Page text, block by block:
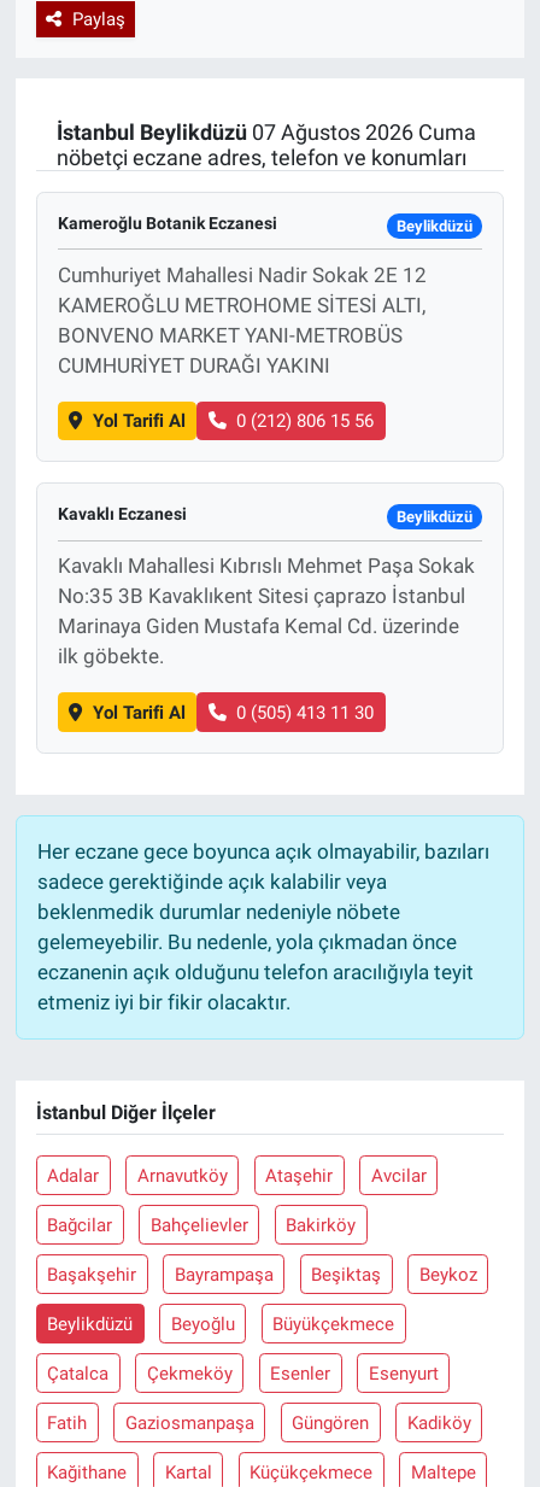
Paylaş
İstanbul Beylikdüzü07 Ağustos 2026 Cuma
nöbetçi eczane adres, telefon ve konumları
Kameroğlu Botanik Eczanesi Beylikdüzü
Cumhuriyet Mahallesi Nadir Sokak 2E 12
KAMEROĞLU METROHOME SİTESİ ALTI,
BONVENO MARKET YANI-METROBÜS
CUMHURİYET DURAĞI YAKINI
Yol Tarifi Al 0 (212) 806 15 56
Kavaklı Eczanesi Beylikdüzü
Kavaklı Mahallesi Kıbrıslı Mehmet Paşa Sokak
No:35 3B Kavaklıkent Sitesi çaprazo İstanbul
Marinaya Giden Mustafa Kemal Cd. üzerinde
ilk göbekte.
Yol Tarifi Al 0 (505) 413 11 30
Her eczane gece boyunca açık olmayabilir, bazıları
sadece gerektiğinde açık kalabilir veya
beklenmedik durumlar nedeniyle nöbete
gelemeyebilir. Bu nedenle, yola çıkmadan önce
eczanenin açık olduğunu telefon aracılığıyla teyit
etmeniz iyi bir fikir olacaktır.
İstanbul Diğer İlçeler
Adalar Arnavutköy Ataşehir Avcilar
Bağcilar Bahçelievler Bakirköy
Başakşehir Bayrampaşa Beşiktaş Beykoz
Beylikdüzü Beyoğlu Büyükçekmece
Çatalca Çekmeköy Esenler Esenyurt
Fatih Gaziosmanpaşa Güngören Kadiköy
Kağithane Kartal Küçükçekmece Maltepe
Özel Haberler
Dünya
Özel Haberler
Kadın
Erişim Bilgileri
Sağlık
Teknoloji
Haber Arşivi